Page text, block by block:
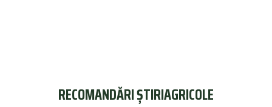
RECOMANDĂRI ȘTIRIAGRICOLE